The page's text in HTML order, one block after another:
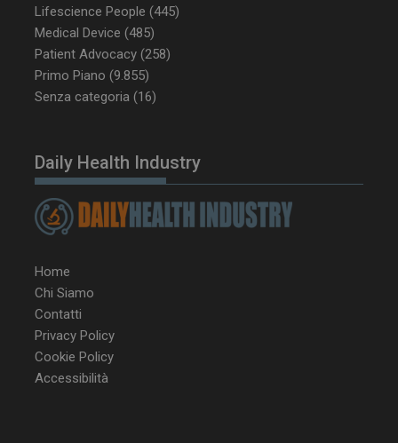
Lifescience People (445)
Medical Device (485)
Patient Advocacy (258)
Primo Piano (9.855)
Senza categoria (16)
Daily Health Industry
Home
Chi Siamo
Contatti
Privacy Policy
Cookie Policy
Accessibilità
tracking-sites-
ironfish-session-id
Microsoft Corporation
.www.dailyhealthindustry.it